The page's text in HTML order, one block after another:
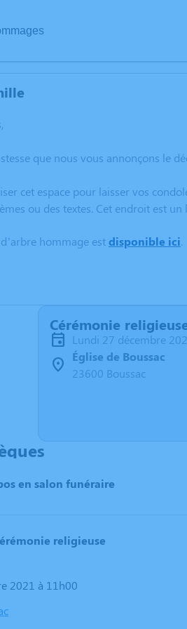
que nous vous annonçons le
cet espace pour laisser vos
ou des textes. Cet endroit est
hommage estdisponible ici.
Cérémonie
lundi 27 décembre
Église de Boussac
23600 Boussac
en salon funéraire
religieuse
2021 à 11h00